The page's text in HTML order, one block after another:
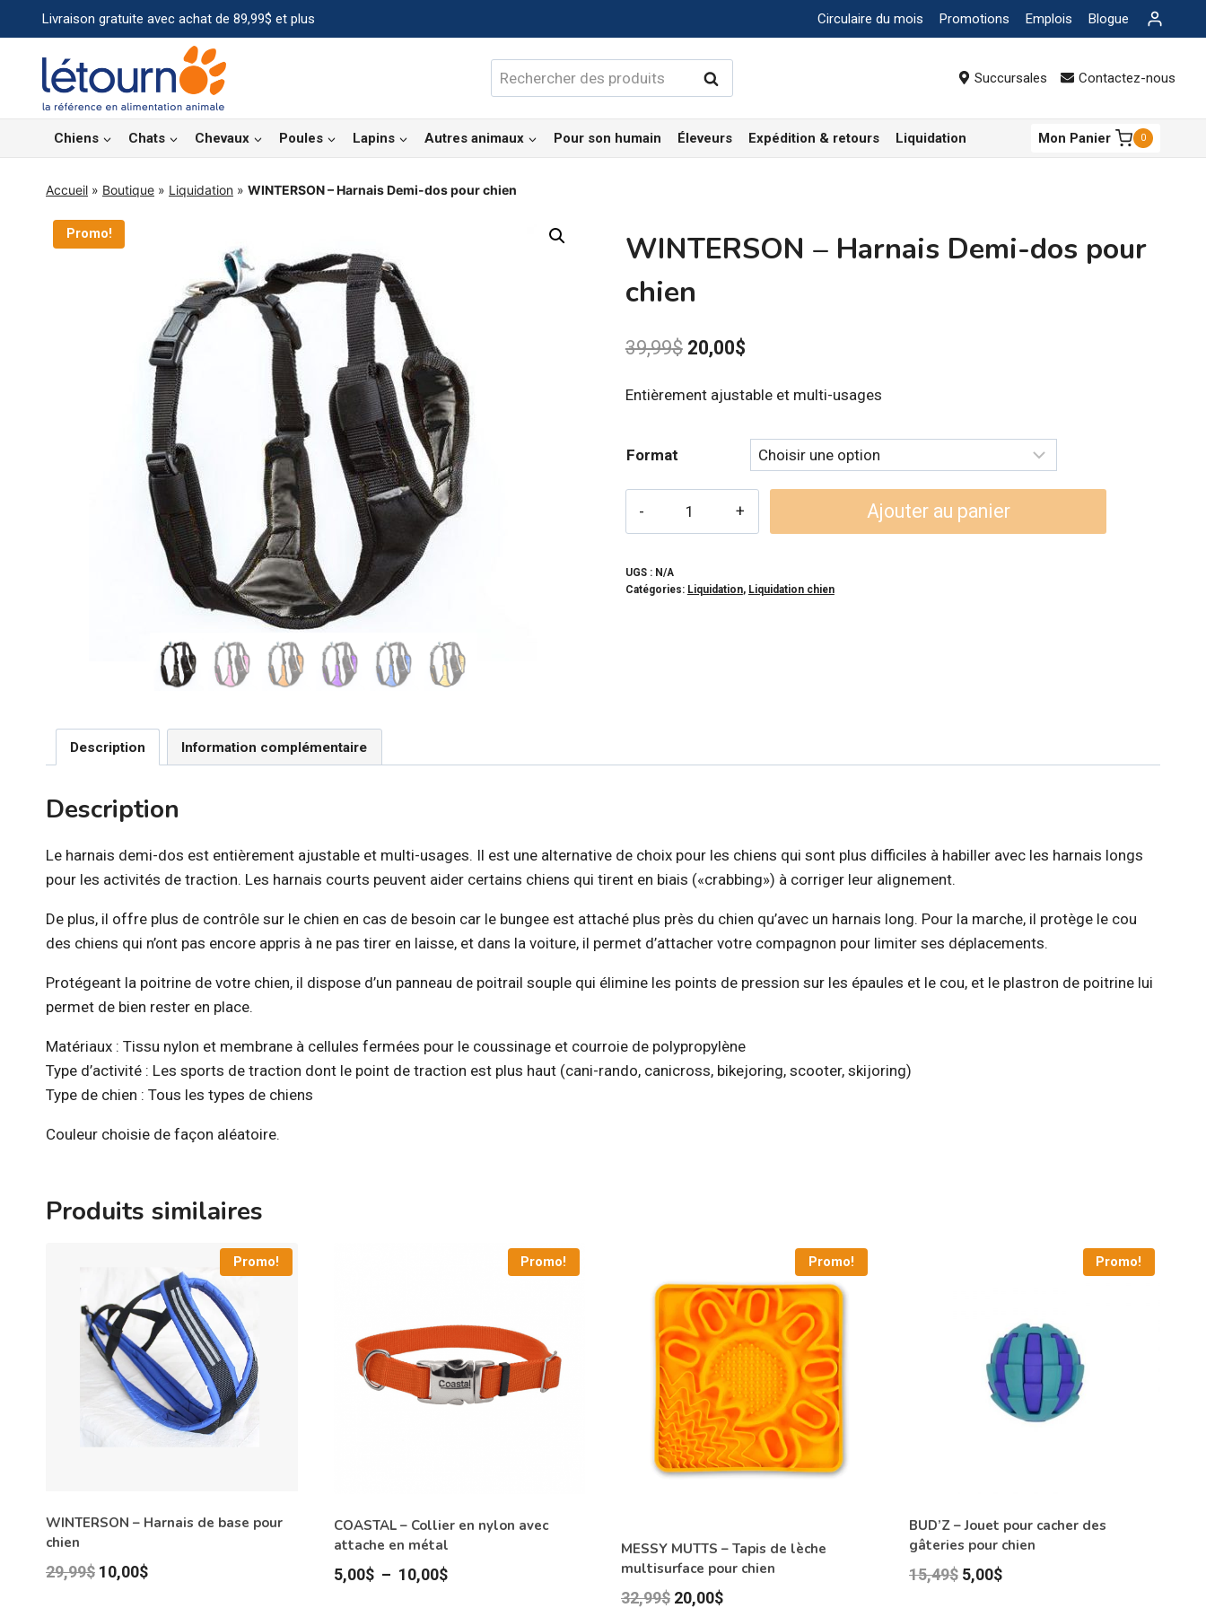
au
contenu
Livraison gratuite avec achat de 89,99$ et plus Circulaire du mois Promotions Emplois Blogue
Rechercher : Rechercher Succursales Contactez-nous
Chiens Chats Chevaux Poules Lapins Autres animaux Pour son humain Éleveurs Expédition & retours Liquidation Mon Panier 0
Accueil » Boutique » Liquidation » WINTERSON – Harnais Demi-dos pour chien
Promo!
WINTERSON – Harnais Demi-dos pour
chien
39,99$ Le
initial
20,00$Le
est :
20,00$.
Entièrement ajustable et multi-usages
Format
-
Harnais
Ajouter au panier
UGS : N/A
Catégories: Liquidation, Liquidation chien
Description Information complémentaire
Description
Le harnais demi-dos est entièrement ajustable et multi-usages. Il est une alternative de choix pour les chiens qui sont plus difficiles à habiller avec les harnais longs
pour les activités de traction. Les harnais courts peuvent aider certains chiens qui tirent en biais («crabbing») à corriger leur alignement.
De plus, il offre plus de contrôle sur le chien en cas de besoin car le bungee est attaché plus près du chien qu’avec un harnais long. Pour la marche, il protège le cou
des chiens qui n’ont pas encore appris à ne pas tirer en laisse, et dans la voiture, il permet d’attacher votre compagnon pour limiter ses déplacements.
Protégeant la poitrine de votre chien, il dispose d’un panneau de poitrail souple qui élimine les points de pression sur les épaules et le cou, et le plastron de poitrine lui
permet de bien rester en place.
Matériaux : Tissu nylon et membrane à cellules fermées pour le coussinage et courroie de polypropylène
Type d’activité : Les sports de traction dont le point de traction est plus haut (cani-rando, canicross, bikejoring, scooter, skijoring)
Type de chien : Tous les types de chiens
Couleur choisie de façon aléatoire.
Produits similaires
Promo!
WINTERSON – Harnais de base pour
chien
29,99$ Le
10,00$Le
Promo!
COASTAL – Collier en nylon avec
attache en métal
5,00$ – 10,00$Plage
Promo!
MESSY MUTTS – Tapis de lèche
multisurface pour chien
32,99$ Le
20,00$Le
Promo!
BUD’Z – Jouet pour cacher des
gâteries pour chien
15,49$ Le
5,00$Le